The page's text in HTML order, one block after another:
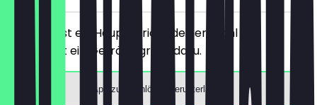
Du bestellst ein Hauptgericht deiner Wahl und
bekommst ein Getränk gratis dazu.
App zum Einlösen herunterladen